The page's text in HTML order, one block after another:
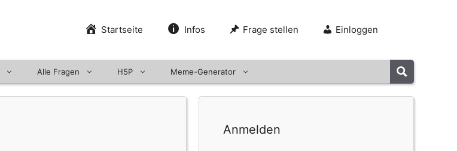
Startseite Infos Frage stellen Einloggen
Alle Fragen H5P Meme-Generator
Anmelden